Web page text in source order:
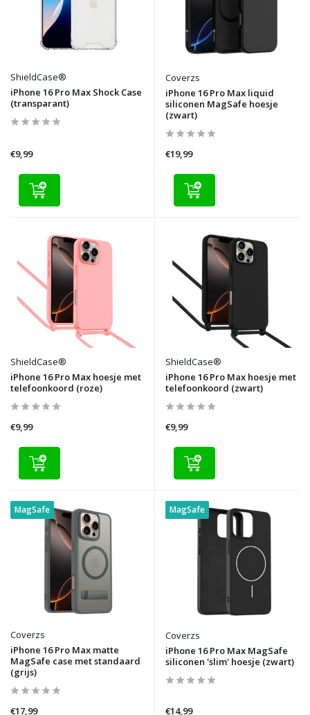
ShieldCase®
iPhone 16 Pro Max Shock Case
(transparant)
€9,99
Coverzs
iPhone 16 Pro Max liquid
siliconen MagSafe hoesje
(zwart)
€19,99
ShieldCase®
iPhone 16 Pro Max hoesje met
telefoonkoord (roze)
€9,99
ShieldCase®
iPhone 16 Pro Max hoesje met
telefoonkoord (zwart)
€9,99
MagSafe
Coverzs
iPhone 16 Pro Max matte
MagSafe case met standaard
(grijs)
€17,99
MagSafe
Coverzs
iPhone 16 Pro Max MagSafe
siliconen 'slim' hoesje (zwart)
€14,99